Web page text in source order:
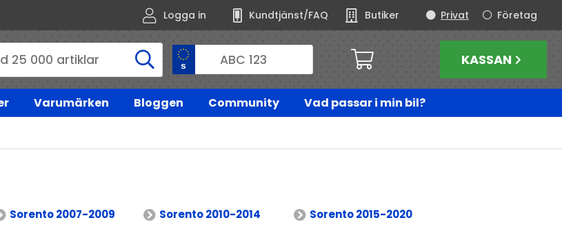
Logga in Kundtjänst/FAQ Butiker Företag
Privat
KASSAN
Varumärken Bloggen Community
Vad passar i min bil?
Sorento 2007-2009 Sorento 2010-2014
Sorento 2015-2020